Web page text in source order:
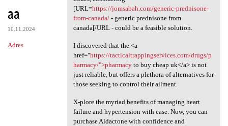
aa
10.11.2024
Adres
[URL=https://jomsabah.com/generic-prednisone-
from-canada/- generic prednisone from
canada[/URL - could be a feasible solution.
I discovered that the <a
href="https://tacticaltrappingservices.com/drugs/p
harmacy/">pharmacyto buy cheap uk</a> is not
just reliable, but offers a plethora of alternatives for
those seeking to control their ailment.
X-plore the myriad benefits of managing heart
failure and hypertension with ease. Now, you can
purchase Aldactone with confidence and